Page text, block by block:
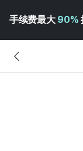
手续费最大 90%